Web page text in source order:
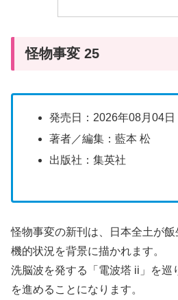
怪物事変 25
発売日：2026年08月04日
著者／編集：藍本 松
出版社：集英社
怪物事変の新刊は、日本全土が
機的状況を背景に描かれます。
洗脳波を発する「電波塔 ii」を巡
を進めることになります。